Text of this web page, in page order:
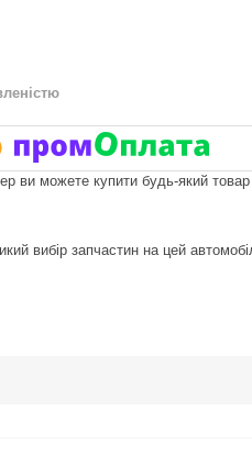
ви можете купити будь-який
вибір запчастин на цей